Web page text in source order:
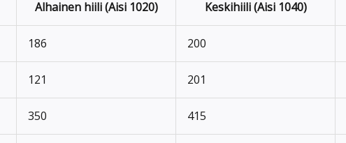
Alhainen hiili (Aisi 1020) Keskihiili (Aisi 1040)
186 200
121 201
350 415